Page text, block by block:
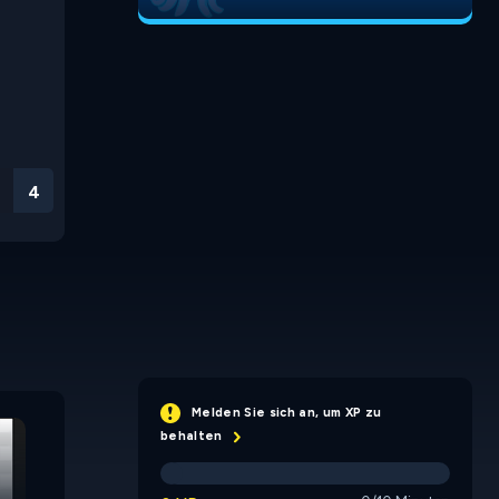
3
Melden Sie sich an, um XP zu
behalten